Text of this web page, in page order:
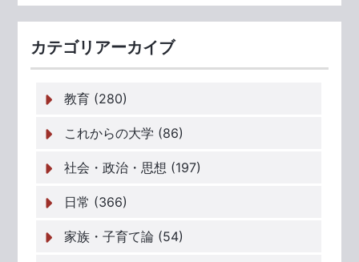
カテゴリアーカイブ
教育 (280)
これからの大学 (86)
社会・政治・思想 (197)
日常 (366)
家族・子育て論 (54)